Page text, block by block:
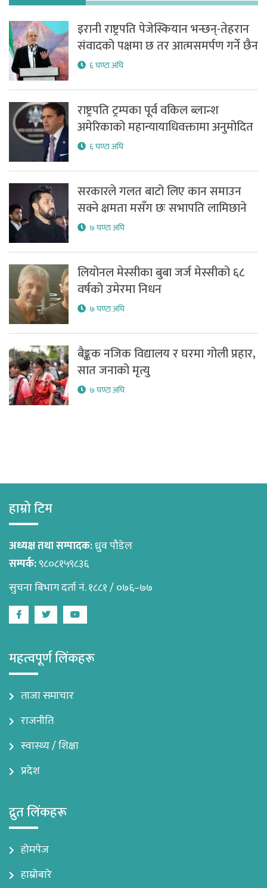
इरानी राष्ट्रपति पेजेस्कियान भन्छन्-तेहरान
संवादको पक्षमा छ तर आत्मसमर्पण गर्ने छैन
६ घण्टा अघि
राष्ट्रपति ट्रम्पका पूर्व वकिल ब्लान्श
अमेरिकाको महान्यायाधिवक्तामा अनुमोदित
६ घण्टा अघि
सरकारले गलत बाटो लिए कान समाउन
सक्ने क्षमता मसँग छः सभापति लामिछाने
७ घण्टा अघि
लियोनल मेस्सीका बुबा जर्ज मेस्सीको ६८
वर्षको उमेरमा निधन
७ घण्टा अघि
बैङ्कक नजिक विद्यालय र घरमा गोली प्रहार,
सात जनाको मृत्यु
७ घण्टा अघि
हाम्रो टिम
अध्यक्ष तथा सम्पादक:ध्रुव पौडेल
सम्पर्क:९८०८१५९८३६
सुचना बिभाग दर्ता नं. १८८१ / ०७६–७७
FacebookTwitterYoutube
महत्वपूर्ण लिंकहरू
ताजा समाचार
राजनीति
स्वास्थ्य / शिक्षा
प्रदेश
द्रुत लिंकहरू
होमपेज
हाम्रोबारे